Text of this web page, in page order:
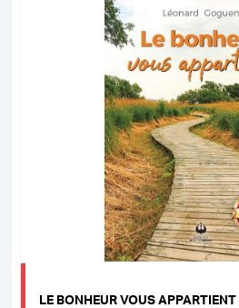
LE BONHEUR VOUS APPARTIENT